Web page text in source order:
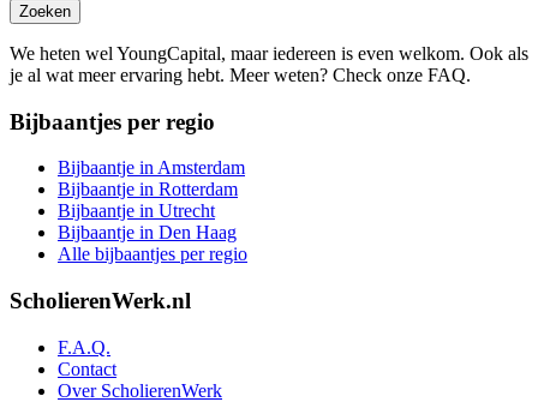
Zoeken
We heten wel YoungCapital, maar iedereen is even welkom. Ook als
je al wat meer ervaring hebt. Meer weten? Check onze FAQ.
Bijbaantjes per regio
Bijbaantje in Amsterdam
Bijbaantje in Rotterdam
Bijbaantje in Utrecht
Bijbaantje in Den Haag
Alle bijbaantjes per regio
ScholierenWerk.nl
F.A.Q.
Contact
Over ScholierenWerk